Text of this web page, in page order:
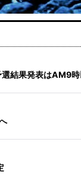
結果発表はAM9